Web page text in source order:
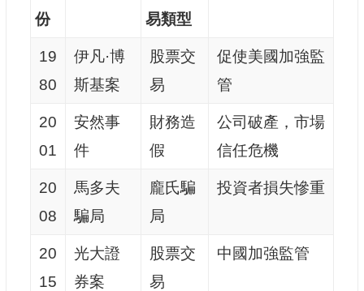
份
易類型
19
80
伊凡·博
斯基案
股票交
易
促使美國加強監
管
20
01
安然事
件
財務造
假
公司破產，市場
信任危機
20
08
馬多夫
騙局
龐氏騙
局
投資者損失慘重
20
15
光大證
券案
股票交
易
中國加強監管